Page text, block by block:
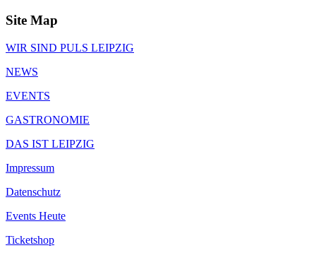
Site Map
WIR SIND PULS LEIPZIG
NEWS
EVENTS
GASTRONOMIE
DAS IST LEIPZIG
Impressum
Datenschutz
Events Heute
Ticketshop